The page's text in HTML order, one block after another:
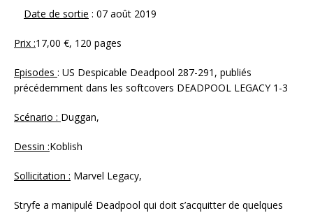
Date de sortie : 07 août 2019
Prix :17,00 €, 120 pages
Episodes : US Despicable Deadpool 287-291, publiés
précédemment dans les softcovers DEADPOOL LEGACY 1-3
Scénario : Duggan,
Dessin :Koblish
Sollicitation : Marvel Legacy,
Stryfe a manipulé Deadpool qui doit s’acquitter de quelques